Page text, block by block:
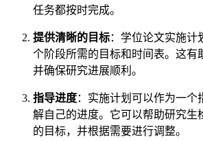
任务都按时完成。
提供清晰的目标：学位论文实施计
个阶段所需的目标和时间表。这有
并确保研究进展顺利。
指导进度：实施计划可以作为一个
解自己的进度。它可以帮助研究生
的目标，并根据需要进行调整。